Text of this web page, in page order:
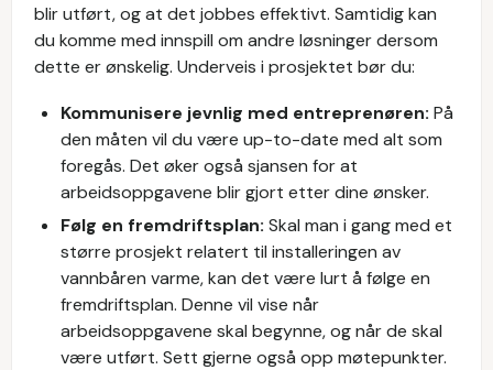
blir utført, og at det jobbes effektivt. Samtidig kan
du komme med innspill om andre løsninger dersom
dette er ønskelig. Underveis i prosjektet bør du:
Kommunisere jevnlig med entreprenøren: På
den måten vil du være up-to-date med alt som
foregås. Det øker også sjansen for at
arbeidsoppgavene blir gjort etter dine ønsker.
Følg en fremdriftsplan: Skal man i gang med et
større prosjekt relatert til installeringen av
vannbåren varme, kan det være lurt å følge en
fremdriftsplan. Denne vil vise når
arbeidsoppgavene skal begynne, og når de skal
være utført. Sett gjerne også opp møtepunkter.